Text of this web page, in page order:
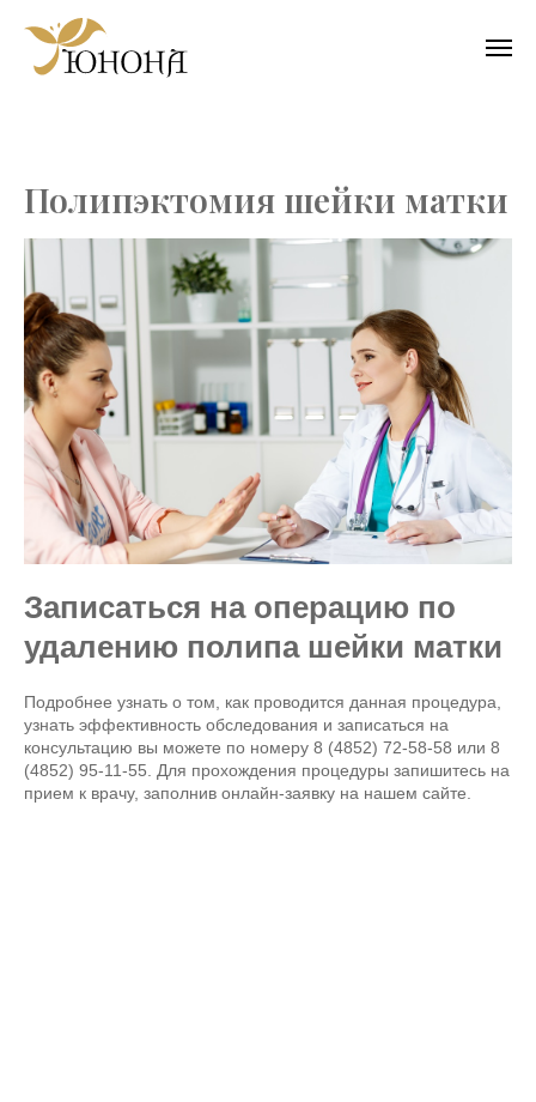
Полипэктомия шейки матки
Записаться на операцию по
удалению полипа шейки матки
Подробнее узнать о том, как проводится данная процедура,
узнать эффективность обследования и записаться на
консультацию вы можете по номеру 8 (4852) 72-58-58 или 8
(4852) 95-11-55. Для прохождения процедуры запишитесь на
прием к врачу, заполнив онлайн-заявку на нашем сайте.